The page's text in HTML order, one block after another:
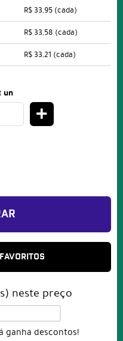
R$ 33,95 (cada)
R$ 33,58 (cada)
R$ 33,21 (cada)
un
neste preço
ganha descontos!